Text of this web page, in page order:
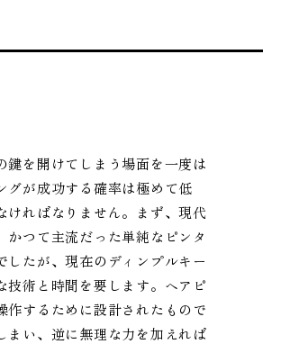
鍵を開けてしまう場面を一度は
グが成功する確率は極めて低
ければなりません。まず、現代
つて主流だった単純なピンタ
たが、現在のディンプルキー
術と時間を要します。ヘアピ
作するために設計されたもので
まい、逆に無理な力を加えれば